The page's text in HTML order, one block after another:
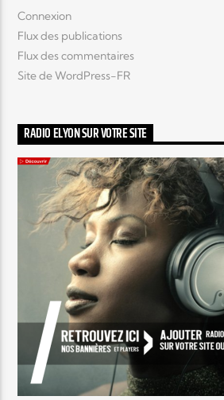
Connexion
Flux des publications
Flux des commentaires
Site de WordPress-FR
RADIO ELYON SUR VOTRE SITE